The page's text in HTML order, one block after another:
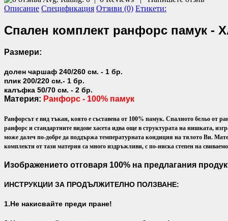
Описание Спецификация Отзиви (0) Етикети:
Спален комплект ранфорс памук -
Размери:
долен чаршаф 240/260 см. - 1 бр.
плик 200/220 см.- 1 бр.
калъфка 50/70 см. - 2 бр.
Материя: Ранфорс - 100% памук
Ранфорсът е вид тъкан, която е съставена от 100% памук. Спалното бельо от
ранфорс и стандартните видове хасета идва още в структурата на нишката,
може далеч по-добре да поддържа температурната кондиция на тялото Ви.
комплекти от тази материя са много издръжливи, с по-ниска степен на
Изображението отговаря 100% на предлагания
ИНСТРУКЦИИ ЗА ПРОДЪЛЖИТЕЛНО ПОЛЗВАНЕ:
1.Не накисвайте преди пране!